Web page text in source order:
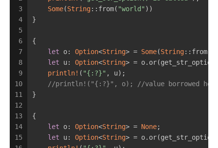
3
4
5
6
7
8
9
10
11
12
13
14
15
Some(String::from( "world" ))
}
{
let o: Option<String> = Some(String::from(
let u: Option<String> =
println! ( "{:?}" , u);
//println!("{:?}", o); //value borrowed here
}
{
let o: Option<String> = None;
let u: Option<String> =